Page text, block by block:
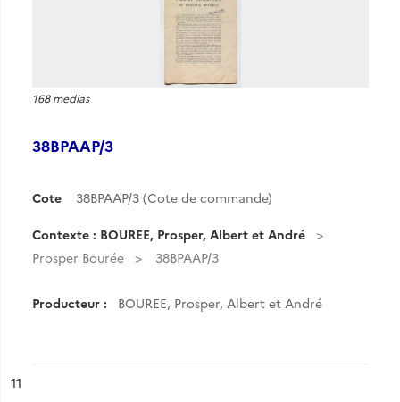
168 medias
38BPAAP/3
Cote 38BPAAP/3 (Cote de commande)
Contexte : BOUREE, Prosper, Albert et André
Prosper Bourée
38BPAAP/3
Producteur : BOUREE, Prosper, Albert et André
n°
11